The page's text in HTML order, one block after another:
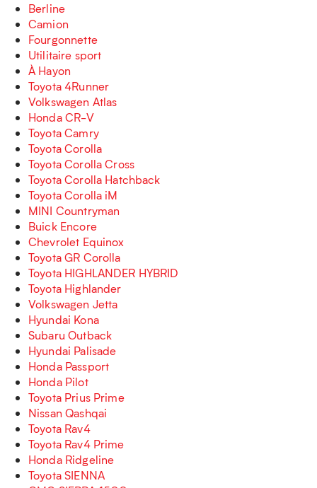
Berline
Camion
Fourgonnette
Utilitaire sport
À Hayon
Toyota 4Runner
Volkswagen Atlas
Honda CR-V
Toyota Camry
Toyota Corolla
Toyota Corolla Cross
Toyota Corolla Hatchback
Toyota Corolla iM
MINI Countryman
Buick Encore
Chevrolet Equinox
Toyota GR Corolla
Toyota HIGHLANDER HYBRID
Toyota Highlander
Volkswagen Jetta
Hyundai Kona
Subaru Outback
Hyundai Palisade
Honda Passport
Honda Pilot
Toyota Prius Prime
Nissan Qashqai
Toyota Rav4
Toyota Rav4 Prime
Honda Ridgeline
Toyota SIENNA